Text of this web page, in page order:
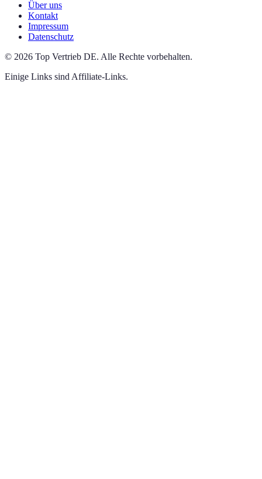
Über uns
Kontakt
Impressum
Datenschutz
© 2026 Top Vertrieb DE. Alle Rechte vorbehalten.
Einige Links sind Affiliate-Links.